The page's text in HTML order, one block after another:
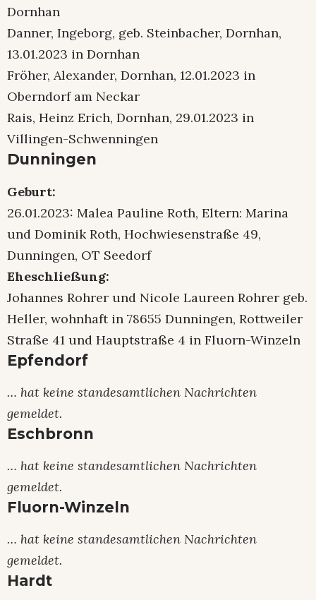
Dornhan
Danner, Ingeborg, geb. Steinbacher, Dornhan,
13.01.2023 in Dornhan
Fröher, Alexander, Dornhan, 12.01.2023 in
Oberndorf am Neckar
Rais, Heinz Erich, Dornhan, 29.01.2023 in
Villingen-Schwenningen
Dunningen
Geburt:
26.01.2023: Malea Pauline Roth, Eltern: Marina
und Dominik Roth, Hochwiesenstraße 49,
Dunningen, OT Seedorf
Eheschließung:
Johannes Rohrer und Nicole Laureen Rohrer geb.
Heller, wohnhaft in 78655 Dunningen, Rottweiler
Straße 41 und Hauptstraße 4 in Fluorn-Winzeln
Epfendorf
… hat keine standesamtlichen Nachrichten
gemeldet.
Eschbronn
… hat keine standesamtlichen Nachrichten
gemeldet.
Fluorn-Winzeln
… hat keine standesamtlichen Nachrichten
gemeldet.
Hardt